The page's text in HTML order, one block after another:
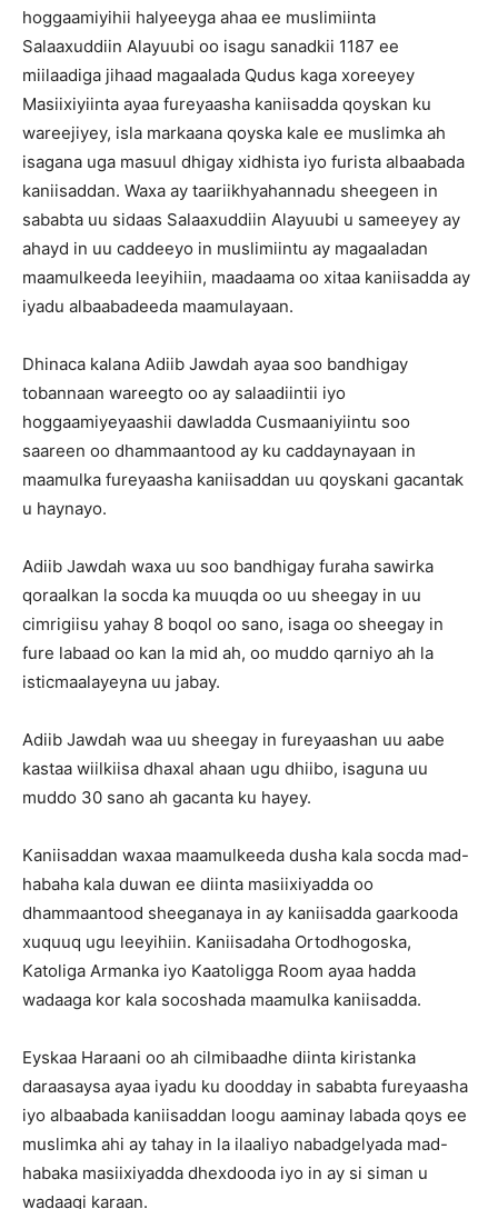
hoggaamiyihii halyeeyga ahaa ee muslimiinta
Salaaxuddiin Alayuubi oo isagu sanadkii 1187 ee
miilaadiga jihaad magaalada Qudus kaga xoreeyey
Masiixiyiinta ayaa fureyaasha kaniisadda qoyskan ku
wareejiyey, isla markaana qoyska kale ee muslimka ah
isagana uga masuul dhigay xidhista iyo furista albaabada
kaniisaddan. Waxa ay taariikhyahannadu sheegeen in
sababta uu sidaas Salaaxuddiin Alayuubi u sameeyey ay
ahayd in uu caddeeyo in muslimiintu ay magaaladan
maamulkeeda leeyihiin, maadaama oo xitaa kaniisadda ay
iyadu albaabadeeda maamulayaan.
Dhinaca kalana Adiib Jawdah ayaa soo bandhigay
tobannaan wareegto oo ay salaadiintii iyo
hoggaamiyeyaashii dawladda Cusmaaniyiintu soo
saareen oo dhammaantood ay ku caddaynayaan in
maamulka fureyaasha kaniisaddan uu qoyskani gacantak
u haynayo.
Adiib Jawdah waxa uu soo bandhigay furaha sawirka
qoraalkan la socda ka muuqda oo uu sheegay in uu
cimrigiisu yahay 8 boqol oo sano, isaga oo sheegay in
fure labaad oo kan la mid ah, oo muddo qarniyo ah la
isticmaalayeyna uu jabay.
Adiib Jawdah waa uu sheegay in fureyaashan uu aabe
kastaa wiilkiisa dhaxal ahaan ugu dhiibo, isaguna uu
muddo 30 sano ah gacanta ku hayey.
Kaniisaddan waxaa maamulkeeda dusha kala socda mad-
habaha kala duwan ee diinta masiixiyadda oo
dhammaantood sheeganaya in ay kaniisadda gaarkooda
xuquuq ugu leeyihiin. Kaniisadaha Ortodhogoska,
Katoliga Armanka iyo Kaatoligga Room ayaa hadda
wadaaga kor kala socoshada maamulka kaniisadda.
Eyskaa Haraani oo ah cilmibaadhe diinta kiristanka
daraasaysa ayaa iyadu ku doodday in sababta fureyaasha
iyo albaabada kaniisaddan loogu aaminay labada qoys ee
muslimka ahi ay tahay in la ilaaliyo nabadgelyada mad-
habaka masiixiyadda dhexdooda iyo in ay si siman u
wadaagi karaan.